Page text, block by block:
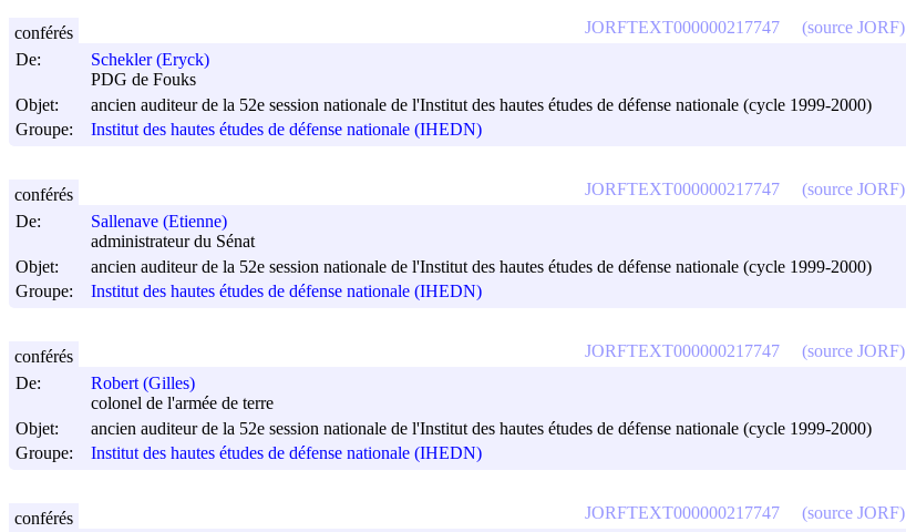
De:
Schekler (Eryck)
PDG de Fouks
Objet:
ancien auditeur de la 52e session nationale de l'Institut des hautes études de défense nationale (cycle 1999-2000)
Groupe:
Institut des hautes études de défense nationale (IHEDN)
JORFTEXT000000217747 (source JORF)
conférés
De:
Sallenave (Etienne)
administrateur du Sénat
Objet:
ancien auditeur de la 52e session nationale de l'Institut des hautes études de défense nationale (cycle 1999-2000)
Groupe:
Institut des hautes études de défense nationale (IHEDN)
JORFTEXT000000217747 (source JORF)
conférés
De:
Robert (Gilles)
colonel de l'armée de terre
Objet:
ancien auditeur de la 52e session nationale de l'Institut des hautes études de défense nationale (cycle 1999-2000)
Groupe:
Institut des hautes études de défense nationale (IHEDN)
JORFTEXT000000217747 (source JORF)
conférés
JORFTEXT000000217747 (source JORF)
conférés